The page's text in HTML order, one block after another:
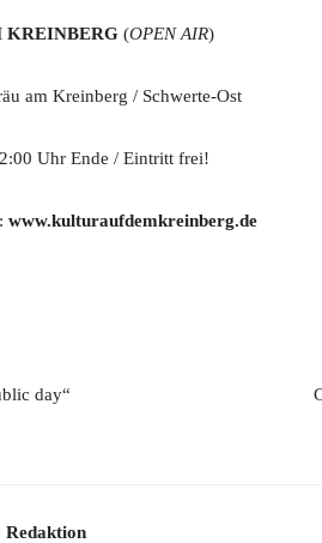
KREINBERG (OPEN AIR)
am Kreinberg / Schwerte-Ost
Uhr Ende / Eintritt frei!
www.kulturaufdemkreinberg.de
day“
Redaktion